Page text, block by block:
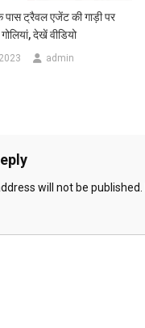
ट्रैवल एजेंट की गाड़ी पर
देखें वीडियो
admin
will not be published.